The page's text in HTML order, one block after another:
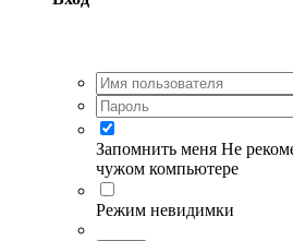
Запомнить меня Не
чужом компьютере
Режим невидимки